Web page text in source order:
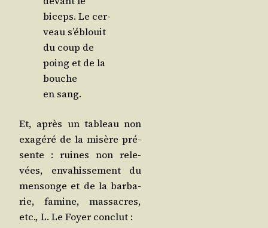
biceps. Le cer­
veau s’é­blouit
du coup de
poing et de la
bouche
en sang.
Et, après un tableau non
exa­gé­ré de la misère pré­
sente : ruines non rele­
vées, enva­his­se­ment du
men­songe et de la bar­ba­
rie, famine, mas­sacres,
etc., L. Le Foyer conclut :